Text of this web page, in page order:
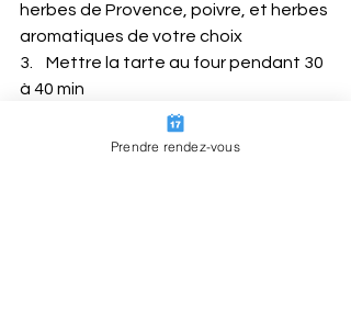
herbes de Provence, poivre, et herbes
aromatiques de votre choix
3.    Mettre la tarte au four pendant 30
à 40 min
Prendre rendez-vous